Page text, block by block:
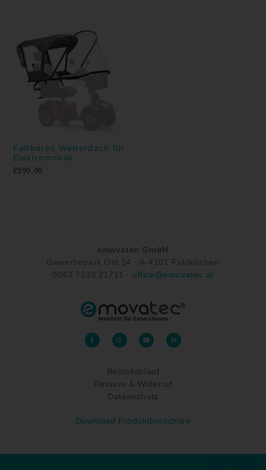
Faltbares Wetterdach für
Elektromobile
€990,00
emovatec GmbH
Gewerbepark Ost 14 · A-4101 Feldkirchen
0043 7233 21711 · office@emovatec.at
F
a
c
I
n
s
r
a
m
Y
o
u
e
L
i
n
Bestellablauf
Retoure & Widerruf
Datenschutz
Download Produktbroschüre